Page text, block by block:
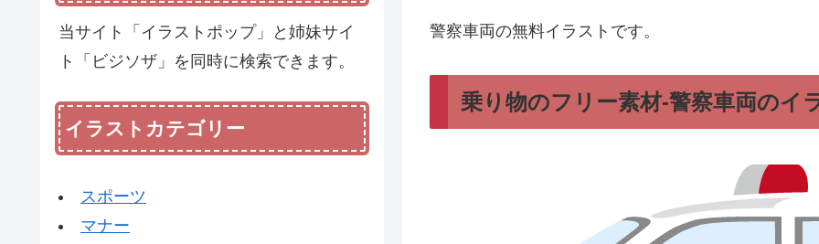
警察車両の無料イラストです。
乗り物のフリー素材-警察車両のイ
当サイト「イラストポップ」と姉妹サイ
ト「ビジソザ」を同時に検索できます。
イラストカテゴリー
スポーツ
マナー